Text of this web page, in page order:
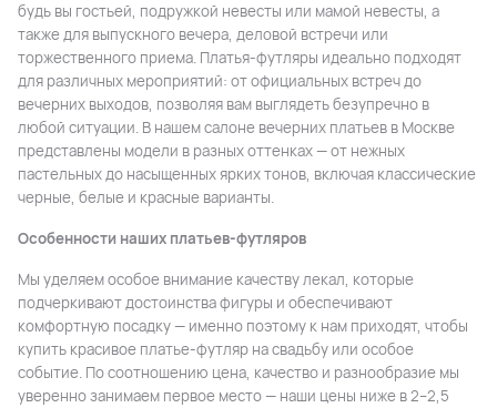
будь вы гостьей, подружкой невесты или мамой невесты, а
также для выпускного вечера, деловой встречи или
торжественного приема. Платья-футляры идеально подходят
для различных мероприятий: от официальных встреч до
вечерних выходов, позволяя вам выглядеть безупречно в
любой ситуации. В нашем салоне вечерних платьев в Москве
представлены модели в разных оттенках — от нежных
пастельных до насыщенных ярких тонов, включая классические
черные, белые и красные варианты.
Особенности наших платьев-футляров
Мы уделяем особое внимание качеству лекал, которые
подчеркивают достоинства фигуры и обеспечивают
комфортную посадку — именно поэтому к нам приходят, чтобы
купить красивое платье-футляр на свадьбу или особое
событие. По соотношению цена, качество и разнообразие мы
уверенно занимаем первое место — наши цены ниже в 2–2,5